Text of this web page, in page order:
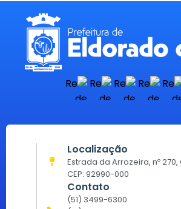
Localização
Estrada da Arrozeira, nº 270,
CEP: 92990-000
Contato
(51) 3499-6300